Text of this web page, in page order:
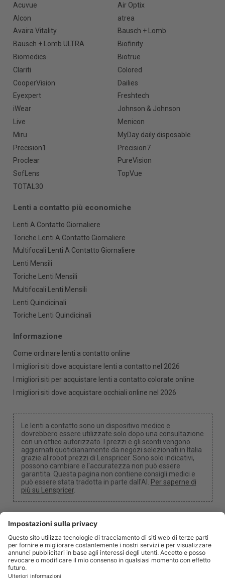
Acuvue
Air Optix
Alcon
atrea
Avaira Vitality
Bausch + Lomb
Bausch + Lomb ULTRA
Biofinity
Biomedics
Biotrue
Clariti
Colored
CooperVision
Dailies
Eyexpert
Freshtech
iWear
Johnson & Johnson
Live
Menicon
Miru
MyDay daily disposable
Precision1
Precision7
Proclear
PureVision
SofLens
TopVue
TOTAL30
Lenti a contatto più economiche
Lenti A Contatto Giornaliere
Toriche Lenti A Contatto Giornaliere
Multifocali Lenti A Contatto Giornaliere
Lenti Mensili
Toriche Lenti Mensili
Multifocali Lenti Mensili
Lenti Quindicinali
Toriche Lenti Quindicinali
Informazione
Come ordinare lenti a contatto online
I migliori siti dove acquistare lenti a contatto nel 2026
I migliori siti per acquistare lenti a contatto colorate online
I migliori siti dove acquistare occhiali online nel 2026
Le lenti a contatto sono un dispositivo medico e
dovrebbero essere utilizzate solo dopo una consultazione
con un ottico autorizzato. I prezzi e gli sconti vengono
aggiornati quotidianamente da negozi selezionati in Italia
grazie al robot prezzi di Lenspricer. Sono solo indicativi,
possono cambiare e l'accuratezza non può essere
garantita. Questa pagina non contiene consigli medici e
può essere stata tradotta in parte dall'AI. Per saperne di
più su Lenspricer.
Impostazioni dei cookie
Potremmo ricevere una commissione se utilizzi uno dei
nostri link per effettuare un acquisto.